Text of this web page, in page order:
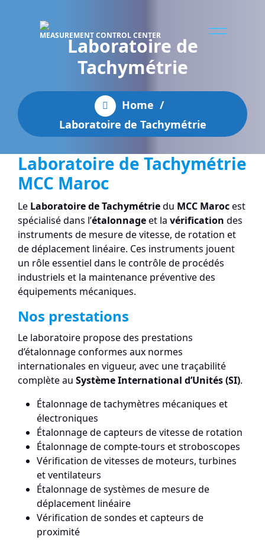
MEASUREMENT CONTROL CENTER
Laboratoire de
Tachymétrie
Home /
Laboratoire de Tachymétrie
Laboratoire de Tachymétrie
MCC Maroc
Le Laboratoire de Tachymétriedu MCC Marocest
spécialisé dans l’étalonnageet la vérification des
instruments de mesure de vitesse, de rotation et
de déplacement linéaire. Ces instruments jouent
un rôle essentiel dans le contrôle de procédés
industriels et la maintenance préventive des
équipements mécaniques.
Nos prestations
Le laboratoire propose des prestations
d’étalonnage conformes aux normes
internationales en vigueur, avec une traçabilité
complète au Système International d’Unités (SI).
Étalonnage de tachymètres mécaniques et
électroniques
Étalonnage de capteurs de vitesse de rotation
Étalonnage de compte-tours et stroboscopes
Vérification de vitesses de moteurs, turbines
et ventilateurs
Étalonnage de systèmes de mesure de
déplacement linéaire
Vérification de sondes et capteurs de
proximité